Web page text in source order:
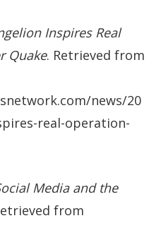
Inspires Real
Quake. Retrieved from
news/20
real-operation-
Media and the
from